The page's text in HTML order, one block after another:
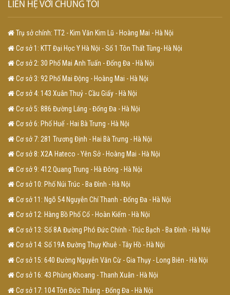
LIÊN HỆ VỚI CHÚNG TÔI
Trụ sở chính: TT2 - Kim Văn Kim Lũ - Hoàng Mai - Hà Nội
Cơ sở 1: KTT Đại Học Y Hà Nội - Số 1 Tôn Thất Tùng- Hà Nội
Cơ sở 2: 30 Phố Mai Anh Tuấn - Đống Đa - Hà Nội
Cơ sở 3: 92 Phố Mai Động - Hoàng Mai - Hà Nội
Cơ sở 4: 143 Xuân Thuỷ - Cầu Giấy - Hà Nội
Cơ sở 5: 886 Đường Láng - Đống Đa - Hà Nội
Cơ sở 6: Phố Huế - Hai Bà Trưng - Hà Nội
Cơ sở 7: 281 Trương Định - Hai Bà Trưng - Hà Nội
Cơ sở 8: X2A Hateco - Yên Sở - Hoàng Mai - Hà Nội
Cơ sở 9: 412 Quang Trung - Hà Đông - Hà Nội
Cơ sở 10: Phố Núi Trúc - Ba Đình - Hà Nội
Cơ sở 11: Ngõ 54 Nguyễn Chí Thanh - Đống Đa - Hà Nội
Cơ sở 12: Hàng Bồ Phố Cổ - Hoàn Kiếm - Hà Nội
Cơ sở 13: Số 8A Đường Phó Đức Chính - Trúc Bạch - Ba Đình - Hà Nội
Cơ sở 14: Số 19A Đường Thụy Khuê - Tây Hồ - Hà Nội
Cơ sở 15: 640 Đường Nguyễn Văn Cừ - Gia Thụy - Long Biên - Hà Nội
Cơ sở 16: 43 Phùng Khoang - Thanh Xuân - Hà Nội
Cơ sở 17: 104 Tôn Đức Thắng - Đống Đa - Hà Nội